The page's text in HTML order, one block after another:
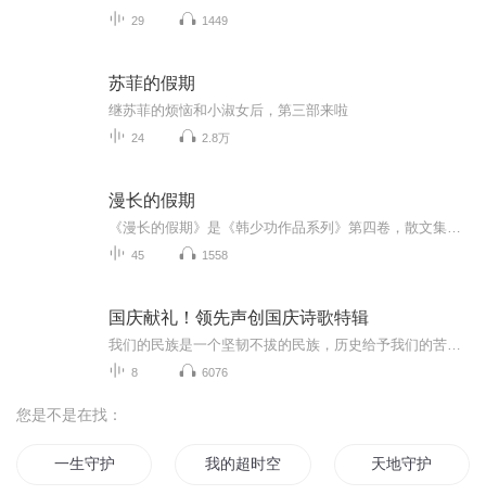
29 1449
苏菲的假期
继苏菲的烦恼和小淑女后，第三部来啦
24 2.8万
漫长的假期
45 1558
国庆献礼！领先声创国庆诗歌特辑
8 6076
您是不是在找：
一生守护 我的超时空假期 天地守护